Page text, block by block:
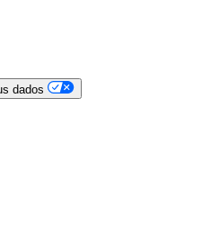
dados